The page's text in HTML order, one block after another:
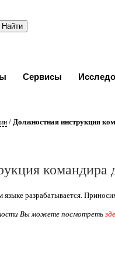
Сервисы
/ Должностная инструкция
командира
разрабатывается.
Вы можете посмотреть